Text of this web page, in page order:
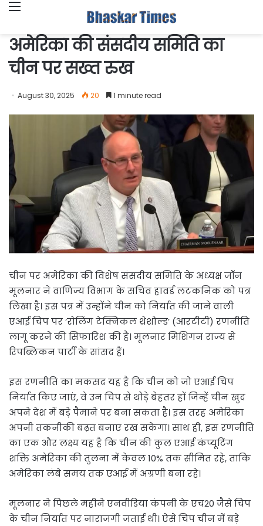
अमेरिका की संसदीय समिति का
चीन पर सख्त रुख
August 30, 2025 20 1 minute read
चीन पर अमेरिका की विशेष संसदीय समिति के अध्यक्ष जॉन
मूलनार ने वाणिज्य विभाग के सचिव हावर्ड लटकनिक को पत्र
लिखा है। इस पत्र में उन्होंने चीन को निर्यात की जाने वाली
एआई चिप पर ‘रोलिंग टेक्निकल थ्रेशोल्ड’ (आरटीटी) रणनीति
लागू करने की सिफारिश की है। मूलनार मिशिगन राज्य से
रिपब्लिकन पार्टी के सांसद हैं।
इस रणनीति का मकसद यह है कि चीन को जो एआई चिप
निर्यात किए जाएं, वे उन चिप से थोड़े बेहतर हों जिन्हें चीन खुद
अपने देश में बड़े पैमाने पर बना सकता है। इस तरह अमेरिका
अपनी तकनीकी बढ़त बनाए रख सकेगा। साथ ही, इस रणनीति
का एक और लक्ष्य यह है कि चीन की कुल एआई कंप्यूटिंग
शक्ति अमेरिका की तुलना में केवल 10% तक सीमित रहे, ताकि
अमेरिका लंबे समय तक एआई में अग्रणी बना रहे।
मूलनार ने पिछले महीने एनवीडिया कंपनी के एच20 जैसे चिप
के चीन निर्यात पर नाराजगी जताई थी। ऐसे चिप चीन में बड़े